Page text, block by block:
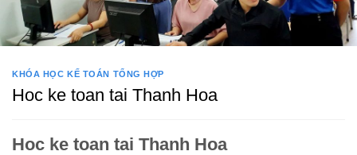
KHÓA HỌC KẾ TOÁN TỔNG HỢP
Hoc ke toan tai Thanh Hoa
Hoc ke toan tai Thanh Hoa